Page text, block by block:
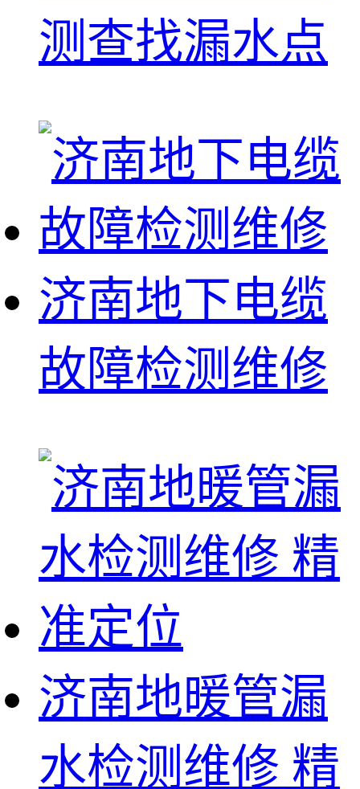
测查找漏水点
济南地下电缆
故障检测维修
济南地暖管漏
水检测维修 精